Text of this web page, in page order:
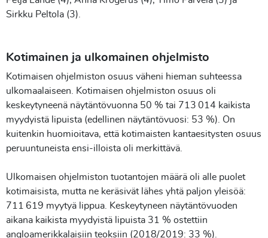
Sirkku Peltola (3).
Kotimainen ja ulkomainen ohjelmisto
Kotimaisen ohjelmiston osuus väheni hieman suhteessa
ulkomaalaiseen. Kotimaisen ohjelmiston osuus oli
keskeytyneenä näytäntövuonna 50 % tai 713 014 kaikista
myydyistä lipuista (edellinen näytäntövuosi: 53 %). On
kuitenkin huomioitava, että kotimaisten kantaesitysten osuus
peruuntuneista ensi-illoista oli merkittävä.
Ulkomaisen ohjelmiston tuotantojen määrä oli alle puolet
kotimaisista, mutta ne keräsivät lähes yhtä paljon yleisöä:
711 619 myytyä lippua. Keskeytyneen näytäntövuoden
aikana kaikista myydyistä lipuista 31 % ostettiin
angloamerikkalaisiin teoksiin (2018/2019: 33 %).